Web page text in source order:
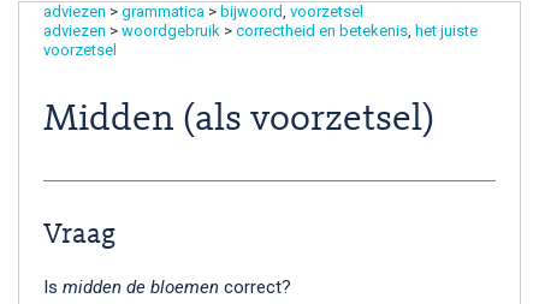
adviezen > grammatica > bijwoord voorzetsel
adviezen > woordgebruik > correctheid en betekenis het juiste
voorzetsel
Midden (als voorzetsel)
Vraag
Is midden de bloemen correct?